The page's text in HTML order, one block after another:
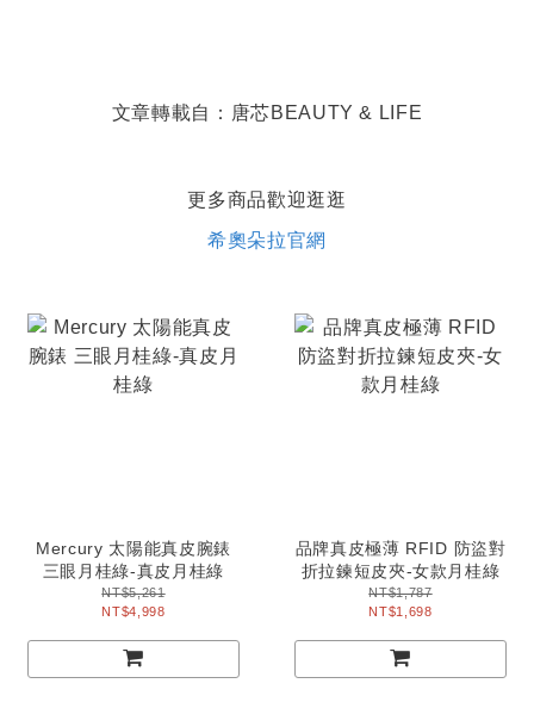
文章轉載自： 唐芯BEAUTY & LIFE
更多商品歡迎逛逛
希奧朵拉官網
Mercury 太陽能真皮腕錶
三眼月桂綠-真皮月桂綠
NT$5,261
NT$4,998
品牌真皮極薄 RFID 防盜對
折拉鍊短皮夾-女款月桂綠
NT$1,787
NT$1,698